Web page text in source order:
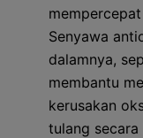
Senyawa
dalamnya,
membantu
kerusakan
tulang secara